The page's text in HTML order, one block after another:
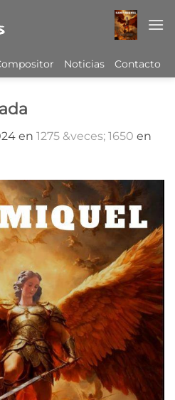
Noticias Contacto
en 1275 &veces; 1650 en